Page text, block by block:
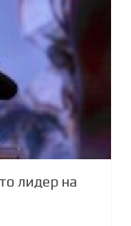
лидер на